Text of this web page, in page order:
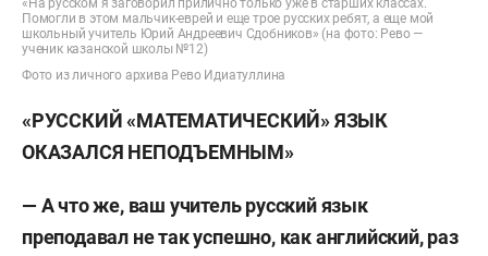
«На русском я заговорил прилично только уже в старших классах.
Помогли в этом мальчик-еврей и еще трое русских ребят, а еще мой
школьный учитель Юрий Андреевич Сдобников» (на фото: Рево —
ученик казанской школы №12)
Фото из личного архива Рево Идиатуллина
«РУССКИЙ «МАТЕМАТИЧЕСКИЙ» ЯЗЫК
ОКАЗАЛСЯ НЕПОДЪЕМНЫМ»
— А что же, ваш учитель русский язык
преподавал не так успешно, как английский, раз